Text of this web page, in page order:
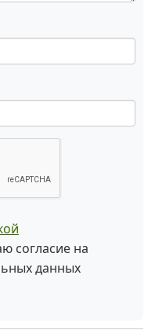
согласие на
данных